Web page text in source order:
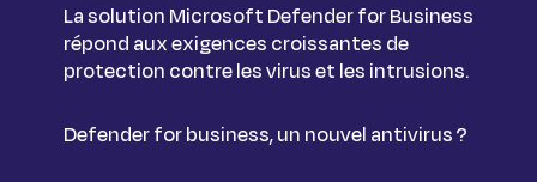
La solution Microsoft Defender for Business
répond aux exigences croissantes de
protection contre les virus et les intrusions.
Defender for business, un nouvel antivirus ?